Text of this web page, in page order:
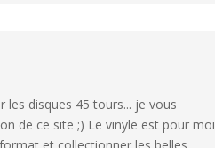
les disques 45 tours... je vous
de ce site ;) Le vinyle est pour moi